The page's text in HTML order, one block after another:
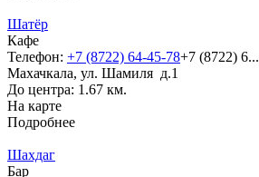
Шатёр
Кафе
Телефон: +7 (8722) 64-45-78+7 (8722) 6...
Махачкала, ул. Шамиля д.1
До центра: 1.67 км.
На карте
Подробнее
Шахдаг
Бар